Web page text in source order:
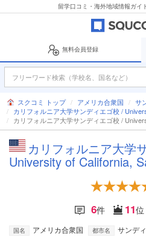
留学口コミ・海外地域情報ガイ
無料会員登録
スクコミ トップ アメリカ合衆国
サ
カリフォルニア大学サンディエゴ校 /
カリフォルニア大学サンディエゴ校 /
カリフォルニア大学
University of California,
6件 11位
国名 アメリカ合衆国 都市名 サンデ